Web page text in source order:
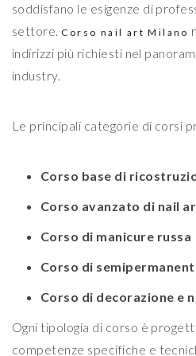
soddisfano le esigenze di
settore. Corso nail art Milano
indirizzi più richiesti nel
industry.
Le principali categorie di corsi
Corso base di
Corso avanzato di nail
Corso di manicure russa
Corso di
Corso di decorazione e
Ogni tipologia di corso è
competenze specifiche e